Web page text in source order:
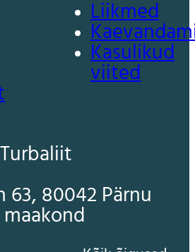
Liikmed
Kasulikud
viited
63, 80042 Pärnu
maakond